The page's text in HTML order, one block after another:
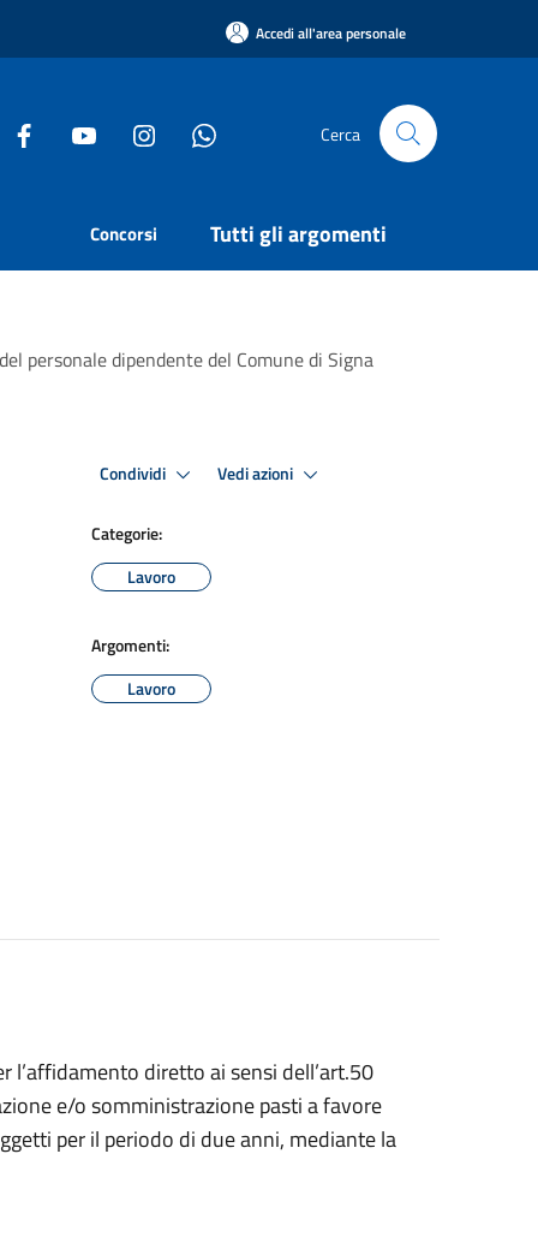
Accedi all'area personale
Cerca
Concorsi Tutti gli argomenti
personale dipendente del Comune di Signa
Condividi Vedi azioni
Categorie:
Lavoro
Argomenti:
Lavoro
diretto ai sensi dell’art.50
e/o somministrazione pasti a favore
per il periodo di due anni, mediante la